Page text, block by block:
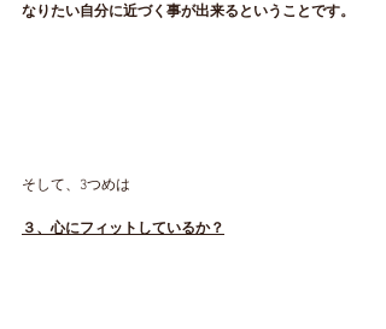
なりたい自分に近づく事が出来るということです。
そして、3つめは
３、心にフィットしているか？